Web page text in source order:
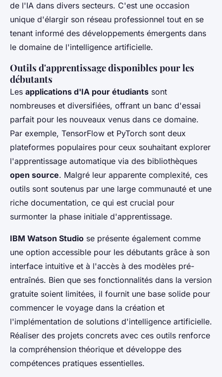
de l'IA dans divers secteurs. C'est une occasion
unique d'élargir son réseau professionnel tout en se
tenant informé des développements émergents dans
le domaine de l'intelligence artificielle.
Outils d'apprentissage disponibles pour les
débutants
Les applications d'IA pour étudiants sont
nombreuses et diversifiées, offrant un banc d'essai
parfait pour les nouveaux venus dans ce domaine.
Par exemple, TensorFlow et PyTorch sont deux
plateformes populaires pour ceux souhaitant explorer
l'apprentissage automatique via des bibliothèques
open source. Malgré leur apparente complexité, ces
outils sont soutenus par une large communauté et une
riche documentation, ce qui est crucial pour
surmonter la phase initiale d'apprentissage.
IBM Watson Studio se présente également comme
une option accessible pour les débutants grâce à son
interface intuitive et à l'accès à des modèles pré-
entraînés. Bien que ses fonctionnalités dans la version
gratuite soient limitées, il fournit une base solide pour
commencer le voyage dans la création et
l'implémentation de solutions d'intelligence artificielle.
Réaliser des projets concrets avec ces outils renforce
la compréhension théorique et développe des
compétences pratiques essentielles.